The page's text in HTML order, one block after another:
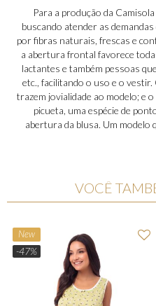
Para a produção da
buscando atender as
por fibras naturais, frescas e
a abertura frontal favorece
lactantes e também pessoas
etc., facilitando o uso e o
trazem jovialidade ao modelo; e
picueta, uma espécie de
abertura da blusa. Um modelo
VOCÊ
New
-47%